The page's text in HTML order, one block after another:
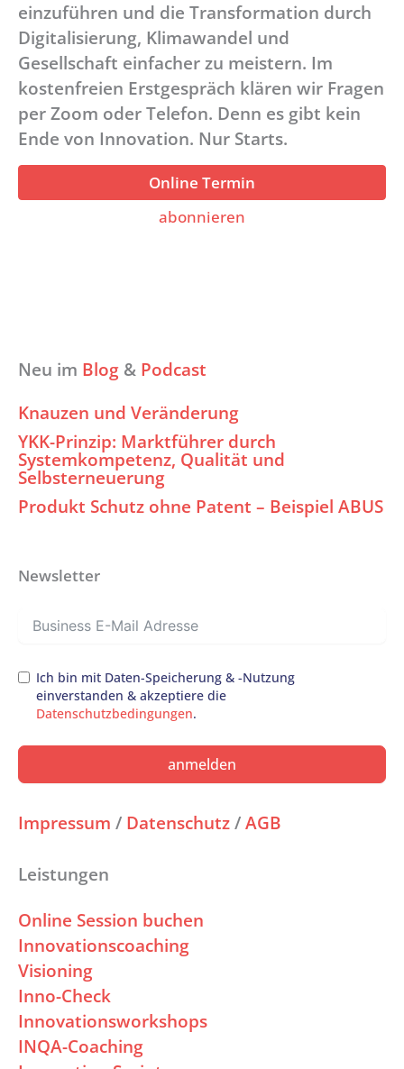
einzuführen und die Transformation durch
Digitalisierung, Klimawandel und
Gesellschaft einfacher zu meistern. Im
kostenfreien Erstgespräch klären wir Fragen
per Zoom oder Telefon. Denn es gibt kein
Ende von Innovation. Nur Starts.
Online Termin
abonnieren
Neu im Blog & Podcast
Knauzen und Veränderung
YKK-Prinzip: Marktführer durch
Systemkompetenz, Qualität und
Selbsterneuerung
Produkt Schutz ohne Patent – Beispiel ABUS
Newsletter
Ich bin mit Daten-Speicherung & -Nutzung
einverstanden & akzeptiere die
Datenschutzbedingungen.
anmelden
Impressum / Datenschutz / AGB
Leistungen
Online Session buchen
Innovationscoaching
Visioning
Inno-Check
Innovationsworkshops
INQA-Coaching